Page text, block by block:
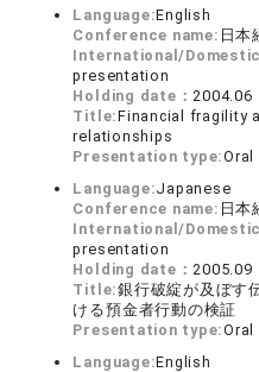
Language:English
Conference name: 日本
International/
presentation
Holding date：2004.06
Title:Financial fragility
relationships
Presentation type:Oral
Language:Japanese
Conference name: 日本
International/
presentation
Holding date：2005.09
Title:銀行破綻が及ぼす
ける預金者行動の検証
Presentation type:Oral
Language:English